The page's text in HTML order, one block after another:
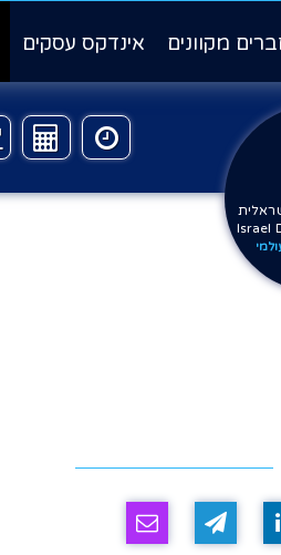
מקוונים אינדקס עסקים
Israel